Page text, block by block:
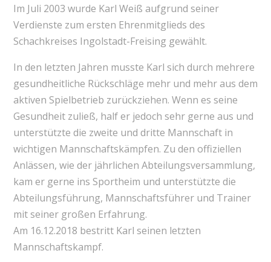
Im Juli 2003 wurde Karl Weiß aufgrund seiner
Verdienste zum ersten Ehrenmitglieds des
Schachkreises Ingolstadt-Freising gewählt.
In den letzten Jahren musste Karl sich durch mehrere
gesundheitliche Rückschläge mehr und mehr aus dem
aktiven Spielbetrieb zurückziehen. Wenn es seine
Gesundheit zuließ, half er jedoch sehr gerne aus und
unterstützte die zweite und dritte Mannschaft in
wichtigen Mannschaftskämpfen. Zu den offiziellen
Anlässen, wie der jährlichen Abteilungsversammlung,
kam er gerne ins Sportheim und unterstützte die
Abteilungsführung, Mannschaftsführer und Trainer
mit seiner großen Erfahrung.
Am 16.12.2018 bestritt Karl seinen letzten
Mannschaftskampf.